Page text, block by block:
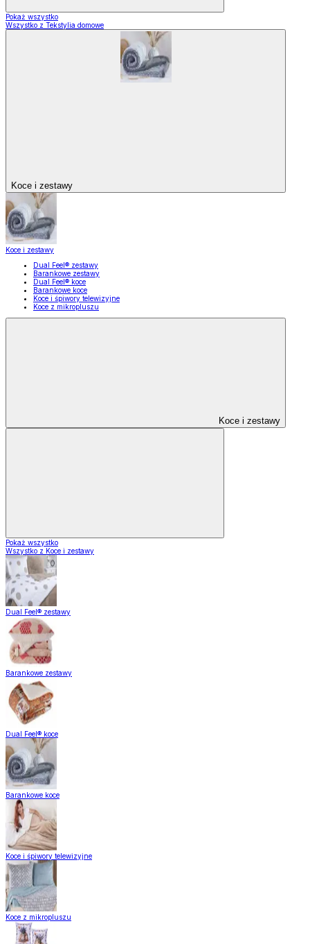
Pokaż wszystko
Wszystko z Tekstylia domowe
Koce i zestawy
Koce i zestawy
Dual Feel® zestawy
Barankowe zestawy
Dual Feel® koce
Barankowe koce
Koce i śpiwory telewizyjne
Koce z mikropluszu
Koce i zestawy
Pokaż wszystko
Wszystko z Koce i zestawy
Dual Feel® zestawy
Barankowe zestawy
Dual Feel® koce
Barankowe koce
Koce i śpiwory telewizyjne
Koce z mikropluszu